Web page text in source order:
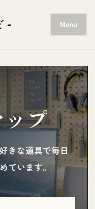
- Menu
プ
きな道具で毎日
ています。